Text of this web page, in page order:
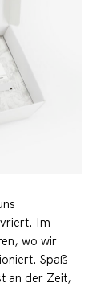
Im
wo wir
Spaß
an der Zeit,